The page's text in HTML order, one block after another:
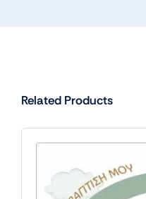
Related Products